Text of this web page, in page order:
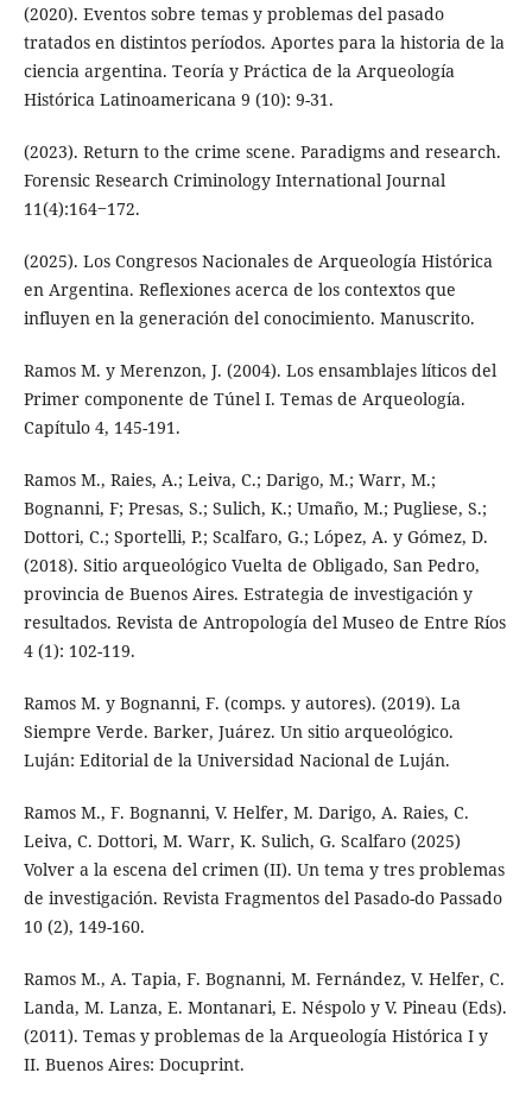
(2020). Eventos sobre temas y problemas del pasado
tratados en distintos períodos. Aportes para la historia de la
ciencia argentina. Teoría y Práctica de la Arqueología
Histórica Latinoamericana 9 (10): 9-31.
(2023). Return to the crime scene. Paradigms and research.
Forensic Research Criminology International Journal
11(4):164‒172.
(2025). Los Congresos Nacionales de Arqueología Histórica
en Argentina. Reflexiones acerca de los contextos que
influyen en la generación del conocimiento. Manuscrito.
Ramos M. y Merenzon, J. (2004). Los ensamblajes líticos del
Primer componente de Túnel I. Temas de Arqueología.
Capítulo 4, 145-191.
Ramos M., Raies, A.; Leiva, C.; Darigo, M.; Warr, M.;
Bognanni, F; Presas, S.; Sulich, K.; Umaño, M.; Pugliese, S.;
Dottori, C.; Sportelli, P.; Scalfaro, G.; López, A. y Gómez, D.
(2018). Sitio arqueológico Vuelta de Obligado, San Pedro,
provincia de Buenos Aires. Estrategia de investigación y
resultados. Revista de Antropología del Museo de Entre Ríos
4 (1): 102-119.
Ramos M. y Bognanni, F. (comps. y autores). (2019). La
Siempre Verde. Barker, Juárez. Un sitio arqueológico.
Luján: Editorial de la Universidad Nacional de Luján.
Ramos M., F. Bognanni, V. Helfer, M. Darigo, A. Raies, C.
Leiva, C. Dottori, M. Warr, K. Sulich, G. Scalfaro (2025)
Volver a la escena del crimen (II). Un tema y tres problemas
de investigación. Revista Fragmentos del Pasado-do Passado
10 (2), 149-160.
Ramos M., A. Tapia, F. Bognanni, M. Fernández, V. Helfer, C.
Landa, M. Lanza, E. Montanari, E. Néspolo y V. Pineau (Eds).
(2011). Temas y problemas de la Arqueología Histórica I y
II. Buenos Aires: Docuprint.